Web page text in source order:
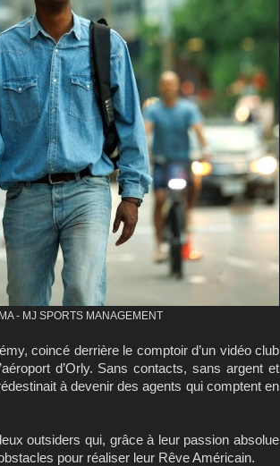
- MJ SPORTS MANAGEMENT
coincé derrière le comptoir d’un vidéo club
d’Orly. Sans contacts, sans argent et
à devenir des agents qui comptent en
outsiders qui, grâce à leur passion absolue
pour réaliser leur Rêve Américain.